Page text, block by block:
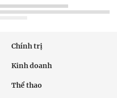
Chính trị
Kinh doanh
Thể thao